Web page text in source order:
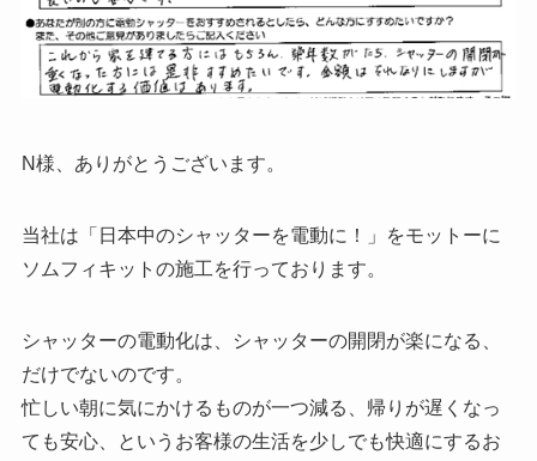
N様、ありがとうございます。
当社は「日本中のシャッターを電動に！」をモットーに
ソムフィキットの施工を行っております。
シャッターの電動化は、シャッターの開閉が楽になる、
だけでないのです。
忙しい朝に気にかけるものが一つ減る、帰りが遅くなっ
ても安心、というお客様の生活を少しでも快適にするお